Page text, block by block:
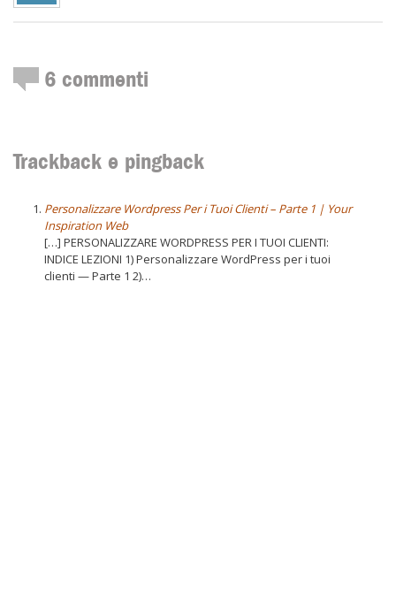
6 commenti
Trackback e pingback
Personalizzare Wordpress Per i Tuoi Clienti – Parte 1 | Your
Inspiration Web
[…] PERSONALIZZARE WORDPRESS PER I TUOI CLIENTI:
INDICE LEZIONI 1) Personalizzare WordPress per i tuoi
clienti — Parte 1 2)…